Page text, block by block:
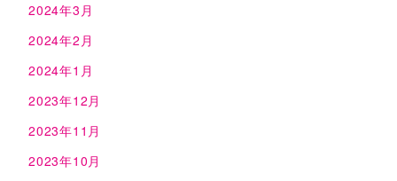
2024年3月
2024年2月
2024年1月
2023年12月
2023年11月
2023年10月